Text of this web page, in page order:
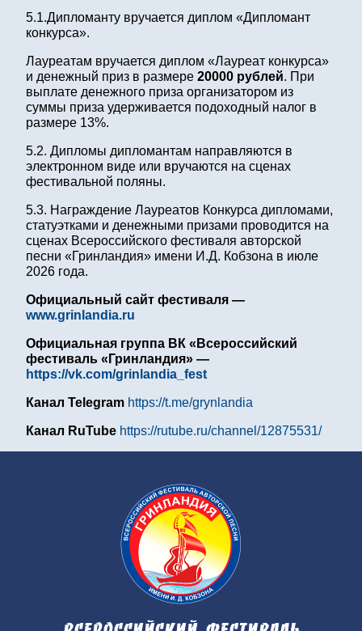
5.1.Дипломанту вручается диплом «Дипломант
конкурса».
Лауреатам вручается диплом «Лауреат конкурса»
и денежный приз в размере 20000 рублей. При
выплате денежного приза организатором из
суммы приза удерживается подоходный налог в
размере 13%.
5.2. Дипломы дипломантам направляются в
электронном виде или вручаются на сценах
фестивальной поляны.
5.3. Награждение Лауреатов Конкурса дипломами,
статуэтками и денежными призами проводится на
сценах Всероссийского фестиваля авторской
песни «Гринландия» имени И.Д. Кобзона в июле
2026 года.
Официальный сайт фестиваля —
www.grinlandia.ru
Официальная группа ВК «Всероссийский
фестиваль «Гринландия» —
https://vk.com/grinlandia_fest
Канал Telegram https://t.me/grynlandia
Канал RuTube https://rutube.ru/channel/12875531/